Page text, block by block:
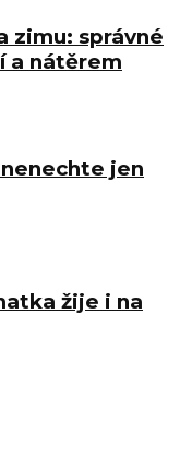
zimu: správné
a nátěrem
jen
žije i na